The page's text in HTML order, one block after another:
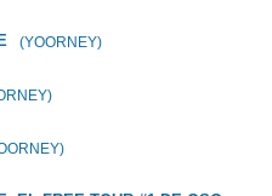
(YOORNEY)